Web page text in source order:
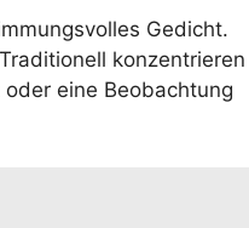
Gedicht.
konzentrieren
eine Beobachtung